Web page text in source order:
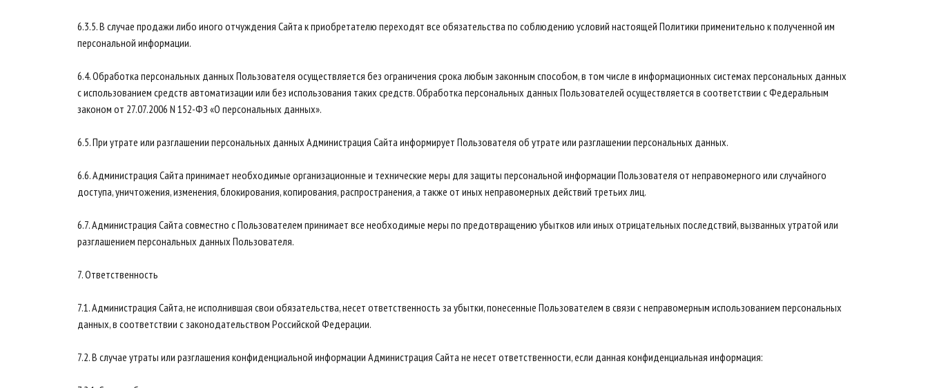
6.3.5. В случае продажи либо иного отчуждения Сайта к приобретателю переходят все обязательства по соблюдению условий настоящей Политики применительно к полученной им
персональной информации.
6.4. Обработка персональных данных Пользователя осуществляется без ограничения срока любым законным способом, в том числе в информационных системах персональных данных
с использованием средств автоматизации или без использования таких средств. Обработка персональных данных Пользователей осуществляется в соответствии с Федеральным
законом от 27.07.2006 N 152-ФЗ «О персональных данных».
6.5. При утрате или разглашении персональных данных Администрация Сайта информирует Пользователя об утрате или разглашении персональных данных.
6.6. Администрация Сайта принимает необходимые организационные и технические меры для защиты персональной информации Пользователя от неправомерного или случайного
доступа, уничтожения, изменения, блокирования, копирования, распространения, а также от иных неправомерных действий третьих лиц.
6.7. Администрация Сайта совместно с Пользователем принимает все необходимые меры по предотвращению убытков или иных отрицательных последствий, вызванных утратой или
разглашением персональных данных Пользователя.
7. Ответственность
7.1. Администрация Сайта, не исполнившая свои обязательства, несет ответственность за убытки, понесенные Пользователем в связи с неправомерным использованием персональных
данных, в соответствии с законодательством Российской Федерации.
7.2. В случае утраты или разглашения конфиденциальной информации Администрация Сайта не несет ответственности, если данная конфиденциальная информация: